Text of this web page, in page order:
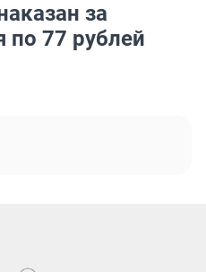
за
по 77 рублей